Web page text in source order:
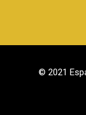
© 2021